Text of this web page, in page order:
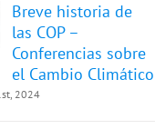
Breve historia de
las COP –
Conferencias sobre
el Cambio Climático
2024